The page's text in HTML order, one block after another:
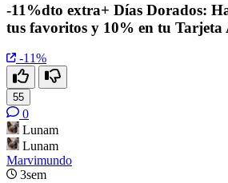
-11%dto extra+ Días Dorados:
tus favoritos y 10% en tu Tarjeta
-11%
55
0
Lunam
Lunam
Marvimundo
3sem